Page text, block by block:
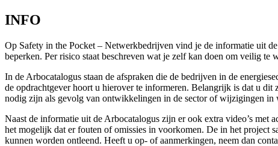
INFO
Op Safety in the Pocket – Netwerkbedrijven vind je de informatie uit
beperken. Per risico staat beschreven wat je zelf kan doen om veilig
In de Arbocatalogus staan de afspraken die de bedrijven in de
de opdrachtgever hoort u hierover te informeren. Belangrijk is dat u
nodig zijn als gevolg van ontwikkelingen in de sector of wijzigingen in
Naast de informatie uit de Arbocatalogus zijn er ook extra video’s met
het mogelijk dat er fouten of omissies in voorkomen. De in het project
kunnen worden ontleend. Heeft u op- of aanmerkingen, neem dan